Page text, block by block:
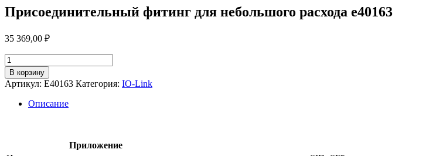
Присоединительный фитинг для небольшого расхода e40163
35 369,00 ₽
Количество
товара
Присоединительный
фитинг
небольшого
В корзину
Артикул: E40163 Категория: IO-Link
Описание
Приложение